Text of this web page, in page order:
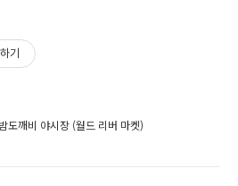
기
도깨비 야시장 (월드 리버 마켓)